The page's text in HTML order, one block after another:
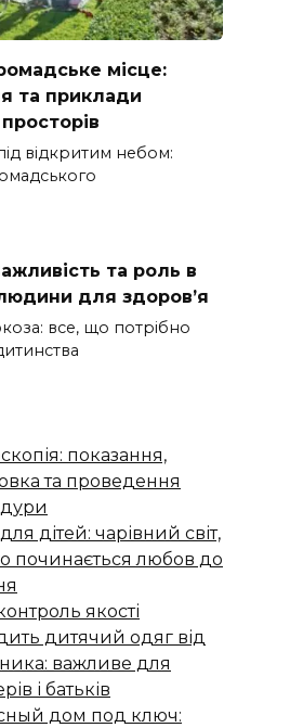
місце:
та приклади
відкритим небом:
та роль в
людини для здоров’я
все, що потрібно
показання,
та проведення
дітей: чарівний світ,
починається любов до
якості
дитячий одяг від
важливе для
і батьків
дом под ключ: